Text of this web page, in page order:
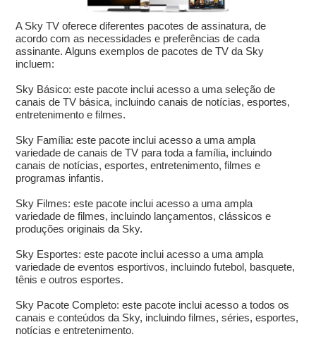
A Sky TV oferece diferentes pacotes de assinatura, de
acordo com as necessidades e preferências de cada
assinante. Alguns exemplos de pacotes de TV da Sky
incluem:
Sky Básico: este pacote inclui acesso a uma seleção de
canais de TV básica, incluindo canais de notícias, esportes,
entretenimento e filmes.
Sky Família: este pacote inclui acesso a uma ampla
variedade de canais de TV para toda a família, incluindo
canais de notícias, esportes, entretenimento, filmes e
programas infantis.
Sky Filmes: este pacote inclui acesso a uma ampla
variedade de filmes, incluindo lançamentos, clássicos e
produções originais da Sky.
Sky Esportes: este pacote inclui acesso a uma ampla
variedade de eventos esportivos, incluindo futebol, basquete,
tênis e outros esportes.
Sky Pacote Completo: este pacote inclui acesso a todos os
canais e conteúdos da Sky, incluindo filmes, séries, esportes,
notícias e entretenimento.